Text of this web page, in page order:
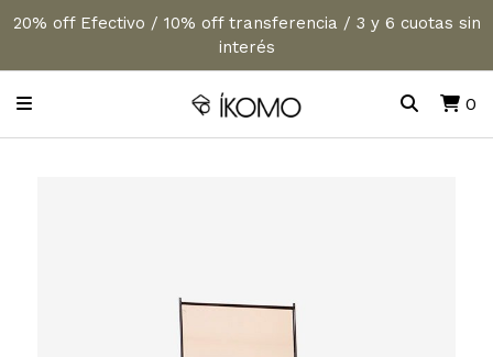
20% off Efectivo / 10% off transferencia / 3 y 6 cuotas sin
interés
0